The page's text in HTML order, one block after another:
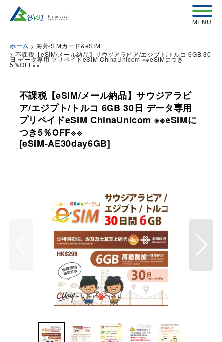
ホーム > 海外/SIMカード&eSIM
> 不課税【eSIM/メール納品】サウジアラビア/エジプト/トルコ 6GB 30
日 データ専用 プリペイドeSIM ChinaUnicom ※※eSIMにつき
5％OFF※※
不課税【eSIM/メール納品】サウジアラビ
ア/エジプト/トルコ 6GB 30日 データ専用
プリペイドeSIM ChinaUnicom ※※eSIMに
つき5％OFF※※
[eSIM-AE30day6GB]